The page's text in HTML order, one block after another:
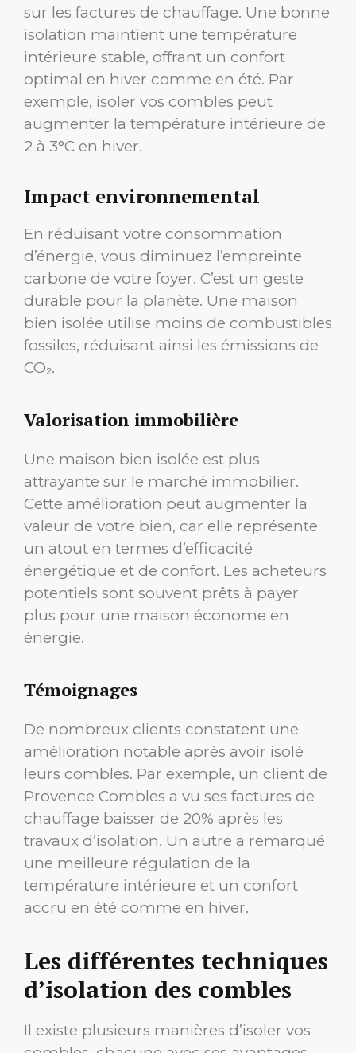
sur les factures de chauffage. Une bonne
isolation maintient une température
intérieure stable, offrant un confort
optimal en hiver comme en été. Par
exemple, isoler vos combles peut
augmenter la température intérieure de
2 à 3°C en hiver.
Impact environnemental
En réduisant votre consommation
d’énergie, vous diminuez l’empreinte
carbone de votre foyer. C’est un geste
durable pour la planète. Une maison
bien isolée utilise moins de combustibles
fossiles, réduisant ainsi les émissions de
CO₂.
Valorisation immobilière
Une maison bien isolée est plus
attrayante sur le marché immobilier.
Cette amélioration peut augmenter la
valeur de votre bien, car elle représente
un atout en termes d’efficacité
énergétique et de confort. Les acheteurs
potentiels sont souvent prêts à payer
plus pour une maison économe en
énergie.
Témoignages
De nombreux clients constatent une
amélioration notable après avoir isolé
leurs combles. Par exemple, un client de
Provence Combles a vu ses factures de
chauffage baisser de 20% après les
travaux d’isolation. Un autre a remarqué
une meilleure régulation de la
température intérieure et un confort
accru en été comme en hiver.
Les différentes techniques
d’isolation des combles
Il existe plusieurs manières d’isoler vos